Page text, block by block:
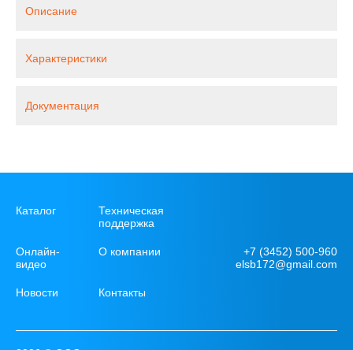
Описание
Характеристики
Документация
Каталог
Техническая
поддержка
Онлайн-
видео
О компании
Новости Контакты
+7 (3452) 500-960
elsb172@gmail.com